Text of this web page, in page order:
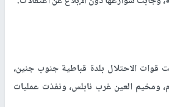
الاحتلال بلدة قباطية جنوب جنين،
ومخيم العين غرب نابلس، ونفذت عمليات